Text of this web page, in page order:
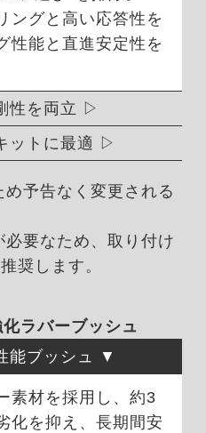
ングと高い応答性を
性能と直進安定性を
性を両立
ットに最適
予告なく変更される
要なため、取り付け
奨します。
ラバーブッシュ
能ブッシュ
素材を採用し、約3
化を抑え、長期間安